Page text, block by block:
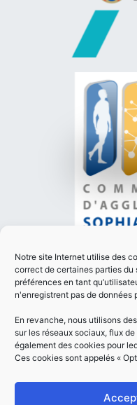
Notre site Internet utilise des
correct de certaines parties
préférences en tant
n'enregistrent pas de données
En revanche, nous utilisons
sur les réseaux sociaux, flux
également des cookies pour
Ces cookies sont appelés «
POLITIQUE